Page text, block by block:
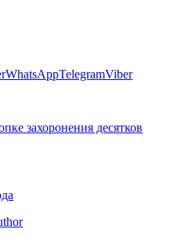
WhatsAppTelegramViber
захоронения десятков